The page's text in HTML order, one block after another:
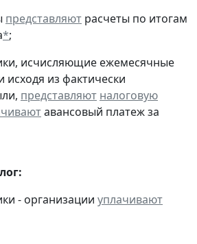
представляют расчеты по итогам
*;
исчисляющие ежемесячные
из фактически
представляют налоговую
авансовый платеж за
- организации уплачивают